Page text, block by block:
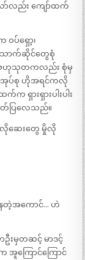
ော်လည်း ကျော်ထက်
ပ်ရှော့၊
ောက်ဆိုင်တွေစုံ
ဗဟုသုတကလည်း စုံမှ
င်တို့အုပ်စု ဟိုအရင်ကလို
ရှားရှားပါးပါး
တ်ပြလေသည်။
လိုဆေးတွေ မှိုလို
ေတဲ့အကောင်… ဟဲ
းမှတဆင့် မာဒင့်
ကြောင်ကြောင်